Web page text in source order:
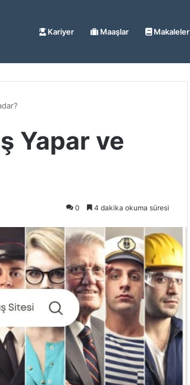
Kariyer Maaşlar Makaleler
Yapar ve
0 4 dakika okuma süresi